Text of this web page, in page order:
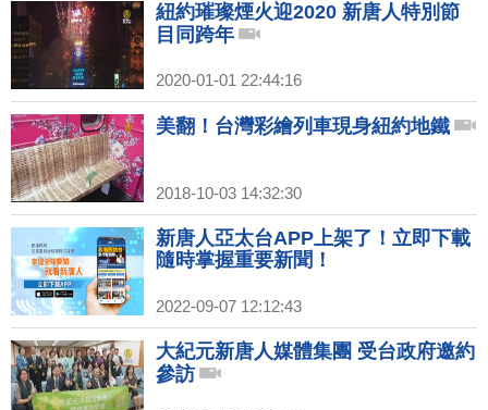
紐約璀璨煙火迎2020 新唐人特別節
目同跨年
2020-01-01 22:44:16
美翻！台灣彩繪列車現身紐約地鐵
2018-10-03 14:32:30
新唐人亞太台APP上架了！立即下載
隨時掌握重要新聞！
2022-09-07 12:12:43
大紀元新唐人媒體集團 受台政府邀約
參訪